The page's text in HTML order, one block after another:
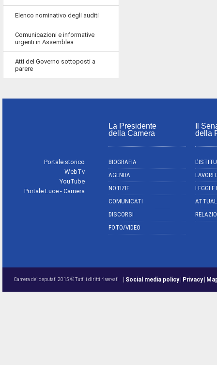
Elenco nominativo degli auditi
Comunicazioni e informative
urgenti in Assemblea
Atti del Governo sottoposti a
parere
Portale storico
WebTv
YouTube
Portale Luce - Camera
La Presidente
della Camera
BIOGRAFIA
AGENDA
NOTIZIE
COMUNICATI
DISCORSI
FOTO/VIDEO
Il
della
LAVORI
LEGGI
Camera dei deputati 2015 © Tutti i diritti riservati Social media policy Privacy